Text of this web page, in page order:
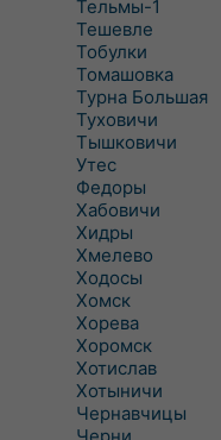
Тельмы-1
Тешевле
Тобулки
Томашовка
Турна Большая
Туховичи
Тышковичи
Утес
Федоры
Хабовичи
Хидры
Хмелево
Ходосы
Хомск
Хорева
Хоромск
Хотислав
Хотыничи
Чернавчицы